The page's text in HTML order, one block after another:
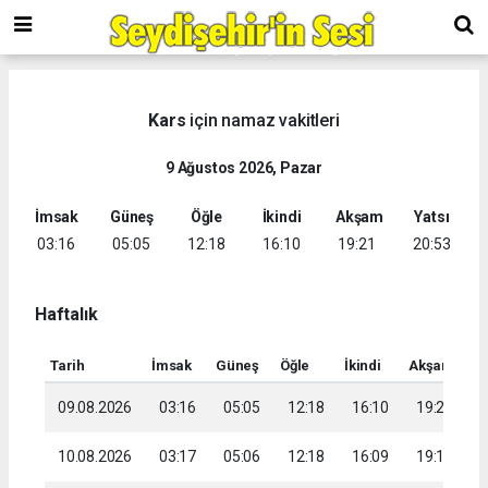
Kars için namaz vakitleri
9 Ağustos 2026, Pazar
İmsak
03:16
Güneş
05:05
Öğle
12:18
İkindi
16:10
Akşam
19:21
Yatsı
20:53
Haftalık
Tarih İmsak Güneş Öğle İkindi Akşam
09.08.2026 03:16 05:05 12:18 16:10 19:21
10.08.2026 03:17 05:06 12:18 16:09 19:19